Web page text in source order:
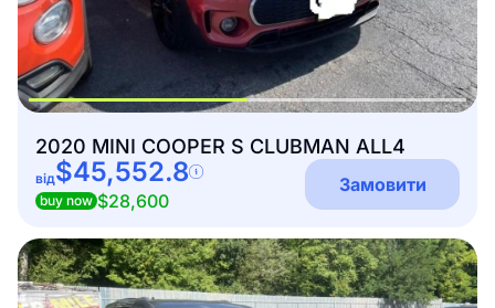
2020 MINI COOPER S CLUBMAN ALL4
від$45,552.8
buy now $28,600
Замовити